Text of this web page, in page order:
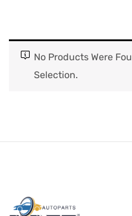
No Products Were
Selection.